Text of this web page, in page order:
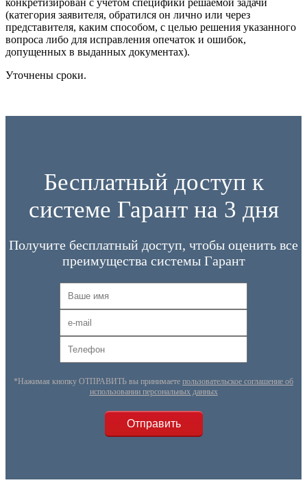
(категория заявителя, обратился он лично или через
представителя, каким способом, с целью решения указанного
вопроса либо для исправления опечаток и ошибок,
допущенных в выданных документах).
Уточнены сроки.
Бесплатный доступ к
системе Гарант на 3 дня
Получите бесплатный доступ, чтобы оценить все
преимущества системы Гарант
*Нажимая кнопку ОТПРАВИТЬ вы принимаете пользовательское соглашение об
использовании персональных данных